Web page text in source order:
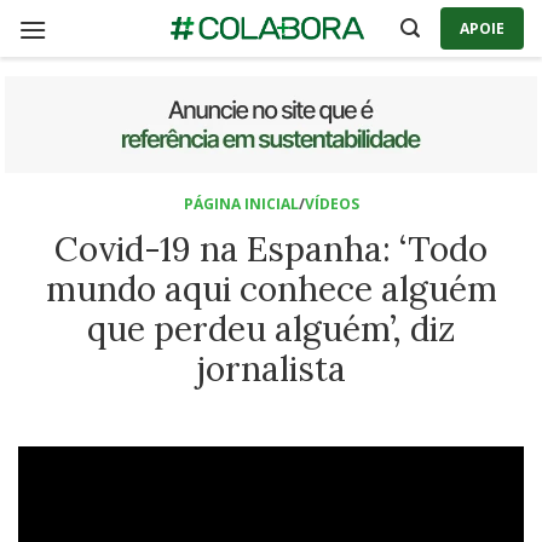
APOIE
PÁGINA INICIAL/VÍDEOS
Covid-19 na Espanha: ‘Todo
mundo aqui conhece alguém
que perdeu alguém’, diz
jornalista